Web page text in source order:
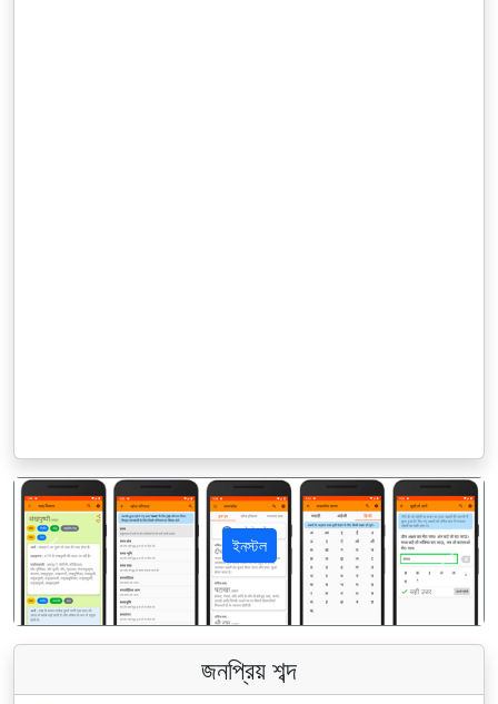
ইনস্টল
पिछला अगला
জনপ্রিয় শব্দ